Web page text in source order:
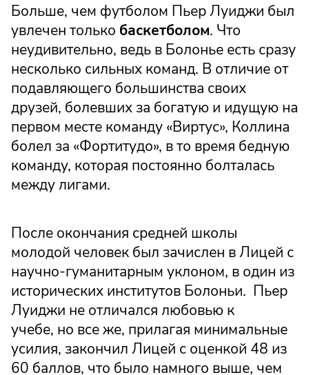
Больше, чем футболом Пьер Луиджи был
увлечен только баскетболом. Что
неудивительно, ведь в Болонье есть сразу
несколько сильных команд. В отличие от
подавляющего большинства своих
друзей, болевших за богатую и идущую на
первом месте команду «Виртус», Коллина
болел за «Фортитудо», в то время бедную
команду, которая постоянно болталась
между лигами.
После окончания средней школы
молодой человек был зачислен в Лицей с
научно-гуманитарным уклоном, в один из
исторических институтов Болоньи. Пьер
Луиджи не отличался любовью к
учебе, но все же, прилагая минимальные
усилия, закончил Лицей с оценкой 48 из
60 баллов, что было намного выше, чем